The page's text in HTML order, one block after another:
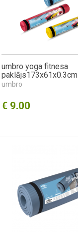
umbro yoga fitnesa
paklājs173x61x0.3cm
umbro
€ 9.00